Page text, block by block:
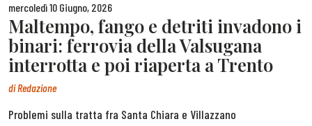
mercoledì 10 Giugno, 2026
Maltempo, fango e detriti invadono i
binari: ferrovia della Valsugana
interrotta e poi riaperta a Trento
diRedazione
Problemi sulla tratta fra Santa Chiara e Villazzano